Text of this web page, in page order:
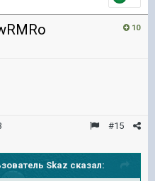
10
#15
Skaz сказал: